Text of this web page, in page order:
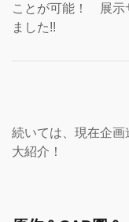
ことが可能！ 展示
ました!!
続いては、現在企
大紹介！